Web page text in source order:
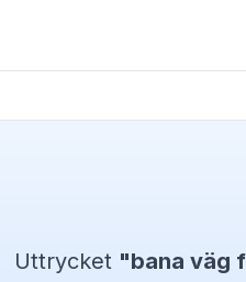
Uttrycket "bana väg